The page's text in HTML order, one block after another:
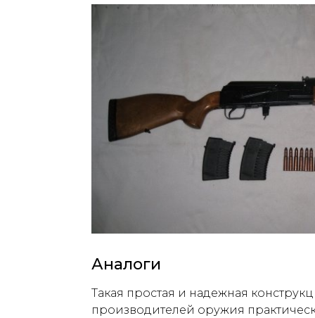
Аналоги
Такая простая и надежная
производителей оружия